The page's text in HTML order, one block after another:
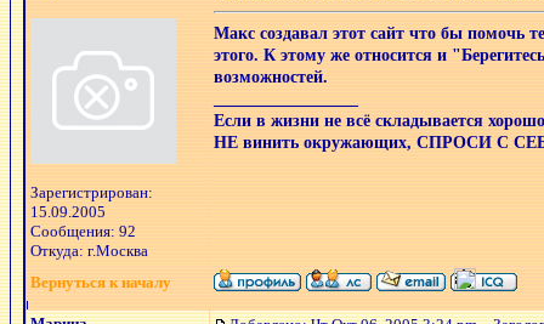
Зарегистрирован:
15.09.2005
Сообщения: 92
Откуда: г.Москва
Макс создавал этот сайт что бы
этого. К этому же относится и
возможностей.
Если в жизни не всё складывается
НЕ винить окружающих, СПРОСИ С
Вернуться к началу